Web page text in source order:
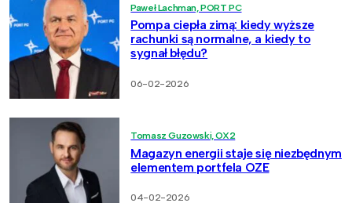
Paweł Lachman, PORT PC
Pompa ciepła zimą: kiedy wyższe
rachunki są normalne, a kiedy to
sygnał błędu?
06-02-2026
Tomasz Guzowski, OX2
Magazyn energii staje się niezbędnym
elementem portfela OZE
04-02-2026